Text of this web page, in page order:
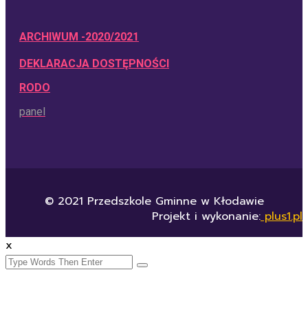
ARCHIWUM -2020/2021
DEKLARACJA DOSTĘPNOŚCI
RODO
panel
© 2021 Przedszkole Gminne w Kłodawie
Projekt i wykonanie: plus1.pl
x